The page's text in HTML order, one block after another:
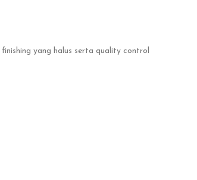
yang halus serta quality control